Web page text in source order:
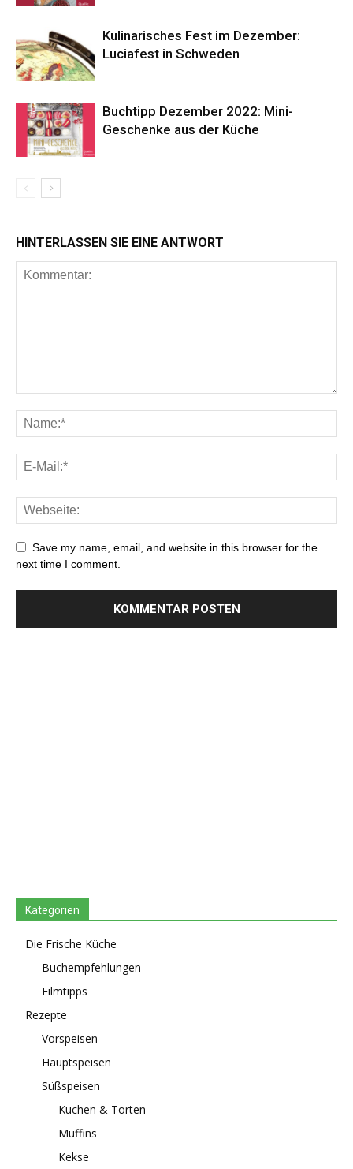
Kulinarisches Fest im Dezember:
Luciafest in Schweden
Buchtipp Dezember 2022: Mini-
Geschenke aus der Küche
HINTERLASSEN SIE EINE ANTWORT
Save my name, email, and website in this browser for the
next time I comment.
Kategorien
Die Frische Küche
Buchempfehlungen
Filmtipps
Rezepte
Vorspeisen
Hauptspeisen
Süßspeisen
Kuchen & Torten
Muffins
Kekse